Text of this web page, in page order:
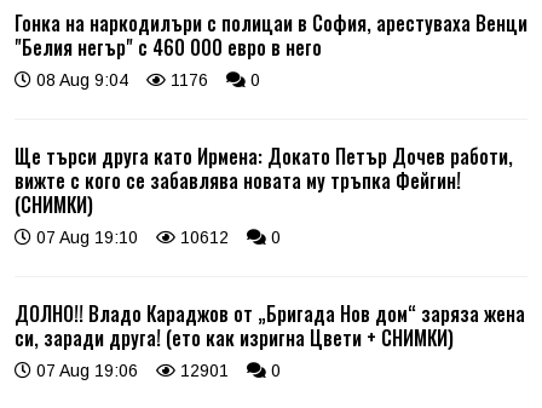
Гонка на наркодилъри с полицаи в София, арестуваха Венци
"Белия негър" с 460 000 евро в него
08 Aug 9:04 1176 0
Ще търси друга като Ирмена: Докато Петър Дочев работи,
вижте с кого се забавлява новата му тръпка Фейгин!
(СНИМКИ)
07 Aug 19:10 10612 0
ДОЛНО!! Владо Караджов от „Бригада Нов дом“ заряза жена
си, заради друга! (ето как изригна Цвети + СНИМКИ)
07 Aug 19:06 12901 0